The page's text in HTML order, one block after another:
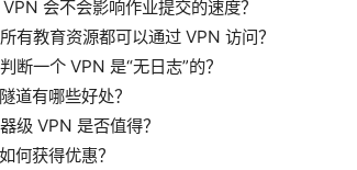
会不会影响作业提交的速度？
有教育资源都可以通过 VPN 访问？
断一个 VPN 是“无日志”的？
道有哪些好处？
级 VPN 是否值得？
何获得优惠？